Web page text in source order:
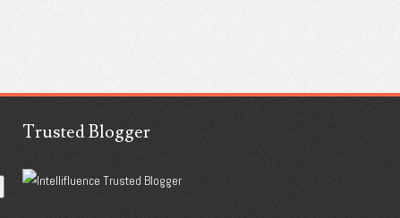
Trusted Blogger